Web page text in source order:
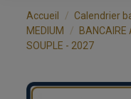
Accueil Calendrier
MEDIUM
BANCAIRE
SOUPLE - 2027